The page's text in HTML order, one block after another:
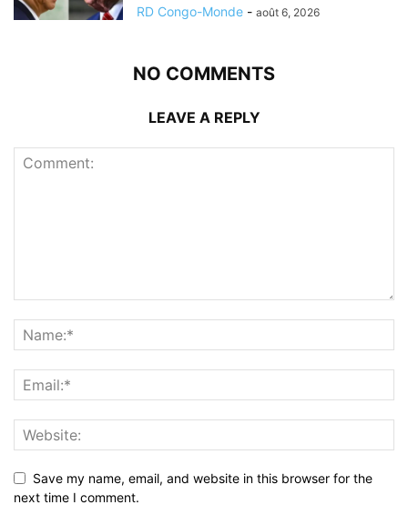
RD Congo-Monde - août 6, 2026
NO COMMENTS
LEAVE A REPLY
Save my name, email, and website in this browser for the
next time I comment.